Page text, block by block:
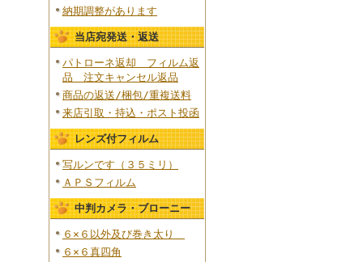
納期調整があります
当店宛発送・返送
パトローネ返却 フィルム返
品 注文キャンセル返品
商品の返送/梱包/重複送料
来店引取・持込・ポスト投函
レンズ付フィルム
写ルンです（３５ミリ）
ＡＰＳフィルム
中判カメラ・ブローニー
６×６以外及び巻き太り
６×６真四角